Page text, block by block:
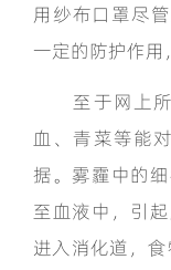
用纱布口罩尽
一定的防护作用
至于网上所
血、青菜等能
据。雾霾中的
至血液中，引
进入消化道，